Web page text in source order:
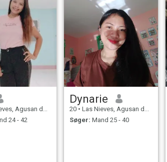
del Norte, Filippinerne
24 - 42
Dynarie
20 • Las Nieves, Agusan del Norte, Filippinerne
Søger: Mand 25 - 40